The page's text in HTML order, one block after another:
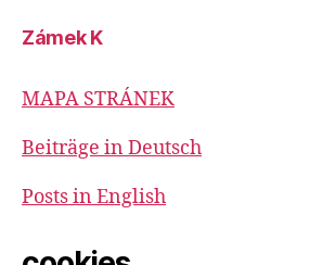
Zámek K
MAPA STRÁNEK
Beiträge in Deutsch
Posts in English